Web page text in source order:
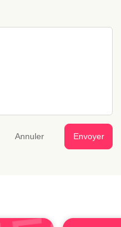
Annuler Envoyer